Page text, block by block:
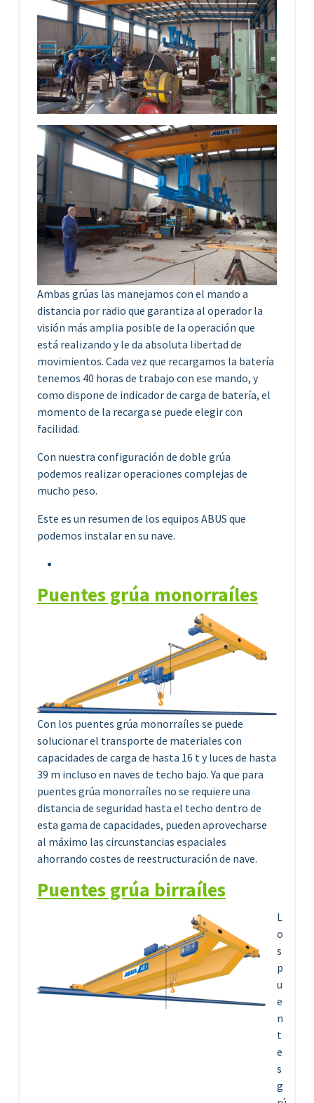
Ambas grúas las manejamos con el mando a
distancia por radio que garantiza al operador la
visión más amplia posible de la operación que
está realizando y le da absoluta libertad de
movimientos. Cada vez que recargamos la batería
tenemos 40 horas de trabajo con ese mando, y
como dispone de indicador de carga de batería, el
momento de la recarga se puede elegir con
facilidad.
Con nuestra configuración de doble grúa
podemos realizar operaciones complejas de
mucho peso.
Este es un resumen de los equipos ABUS que
podemos instalar en su nave.
Puentes grúa monorraíles
Con los puentes grúa monorraíles se puede
solucionar el transporte de materiales con
capacidades de carga de hasta 16 t y luces de hasta
39 m incluso en naves de techo bajo. Ya que para
puentes grúa monorraíles no se requiere una
distancia de seguridad hasta el techo dentro de
esta gama de capacidades, pueden aprovecharse
al máximo las circunstancias espaciales
ahorrando costes de reestructuración de nave.
Puentes grúa birraíles
L
o
s
p
u
e
n
t
e
s
g